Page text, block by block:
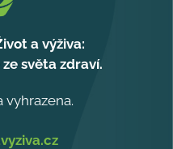
a výživa:
světa zdraví.
vyhrazena.